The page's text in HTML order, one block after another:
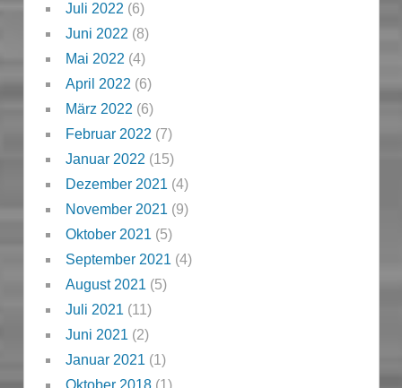
Juli 2022 (6)
Juni 2022 (8)
Mai 2022 (4)
April 2022 (6)
März 2022 (6)
Februar 2022 (7)
Januar 2022 (15)
Dezember 2021 (4)
November 2021 (9)
Oktober 2021 (5)
September 2021 (4)
August 2021 (5)
Juli 2021 (11)
Juni 2021 (2)
Januar 2021 (1)
Oktober 2018(1)